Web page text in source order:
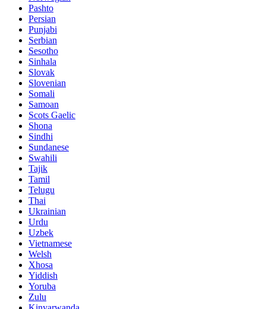
Pashto
Persian
Punjabi
Serbian
Sesotho
Sinhala
Slovak
Slovenian
Somali
Samoan
Scots Gaelic
Shona
Sindhi
Sundanese
Swahili
Tajik
Tamil
Telugu
Thai
Ukrainian
Urdu
Uzbek
Vietnamese
Welsh
Xhosa
Yiddish
Yoruba
Zulu